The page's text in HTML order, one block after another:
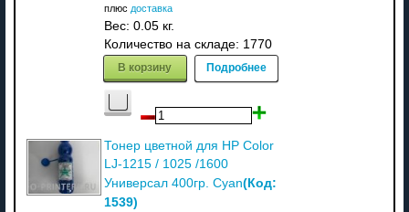
плюс доставка
Вес: 0.05 кг.
Количество на складе: 1770
В корзину Подробнее
Тонер цветной для HP Color
LJ-1215 / 1025 /1600
Универсал 400гр. Cyan(Код:
1539)